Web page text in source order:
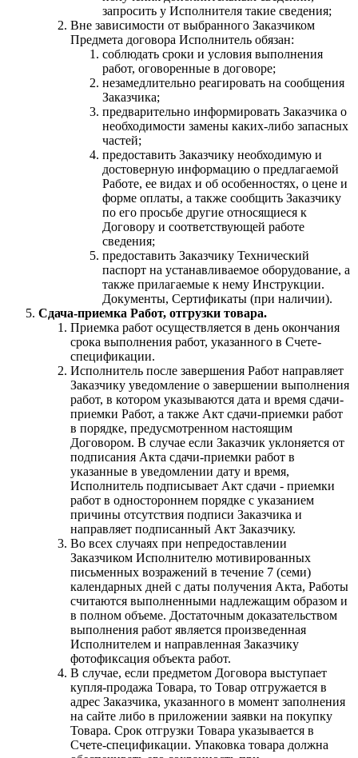
запросить у Исполнителя такие сведения;
Вне зависимости от выбранного Заказчиком
Предмета договора Исполнитель обязан:
соблюдать сроки и условия выполнения
работ, оговоренные в договоре;
незамедлительно реагировать на сообщения
Заказчика;
предварительно информировать Заказчика о
необходимости замены каких-либо запасных
частей;
предоставить Заказчику необходимую и
достоверную информацию о предлагаемой
Работе, ее видах и об особенностях, о цене и
форме оплаты, а также сообщить Заказчику
по его просьбе другие относящиеся к
Договору и соответствующей работе
сведения;
предоставить Заказчику Технический
паспорт на устанавливаемое оборудование, а
также прилагаемые к нему Инструкции.
Документы, Сертификаты (при наличии).
Сдача-приемка Работ, отгрузки товара.
Приемка работ осуществляется в день окончания
срока выполнения работ, указанного в Счете-
спецификации.
Исполнитель после завершения Работ направляет
Заказчику уведомление о завершении выполнения
работ, в котором указываются дата и время сдачи-
приемки Работ, а также Акт сдачи-приемки работ
в порядке, предусмотренном настоящим
Договором. В случае если Заказчик уклоняется от
подписания Акта сдачи-приемки работ в
указанные в уведомлении дату и время,
Исполнитель подписывает Акт сдачи - приемки
работ в одностороннем порядке с указанием
причины отсутствия подписи Заказчика и
направляет подписанный Акт Заказчику.
Во всех случаях при непредоставлении
Заказчиком Исполнителю мотивированных
письменных возражений в течение 7 (семи)
календарных дней с даты получения Акта, Работы
считаются выполненными надлежащим образом и
в полном объеме. Достаточным доказательством
выполнения работ является произведенная
Исполнителем и направленная Заказчику
фотофиксация объекта работ.
В случае, если предметом Договора выступает
купля-продажа Товара, то Товар отгружается в
адрес Заказчика, указанного в момент заполнения
на сайте либо в приложении заявки на покупку
Товара. Срок отгрузки Товара указывается в
Счете-спецификации. Упаковка товара должна